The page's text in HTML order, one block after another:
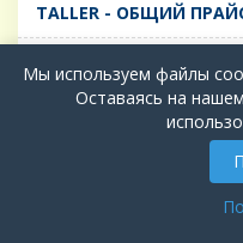
TALLER - ОБЩИЙ
TIMA - посуда для
кухонные аксессуары
БИОСТАЛЬ - ТЕРМОСА
Мы используем файлы
Оставаясь на